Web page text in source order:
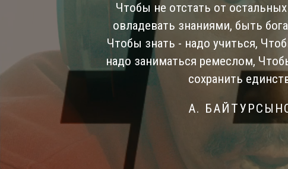
Чтобы не отстать от
овладевать знаниями, быть
Чтобы знать - надо учиться,
надо заниматься ремеслом,
сохранить
А.